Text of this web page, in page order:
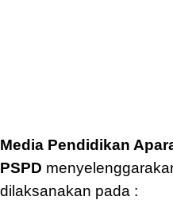
Media Pendidikan
PSPD
dilaksanakan pada :